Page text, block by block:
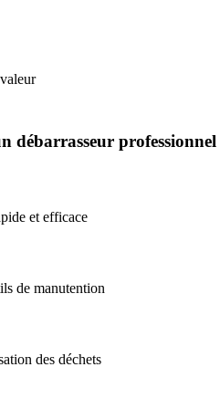
débarrasseur professionnel
et efficace
de manutention
des déchets